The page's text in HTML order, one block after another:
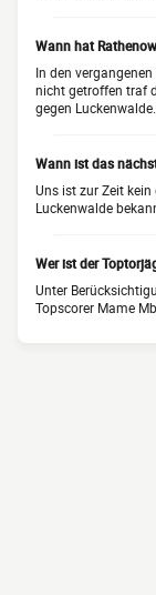
Wann hat
In den
nicht getroffen traf
gegen Luckenwalde.
Wann ist das
Uns ist zur Zeit
Luckenwalde
Wer ist der
Unter
Topscorer Mame